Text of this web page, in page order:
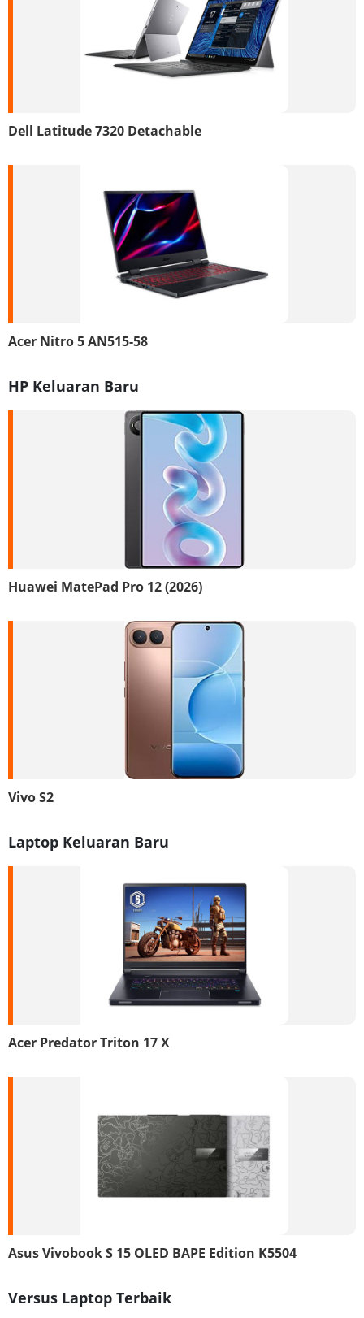
Dell Latitude 7320 Detachable
Acer Nitro 5 AN515-58
HP Keluaran Baru
Huawei MatePad Pro 12 (2026)
Vivo S2
Laptop Keluaran Baru
Acer Predator Triton 17 X
Asus Vivobook S 15 OLED BAPE Edition K5504
Versus Laptop Terbaik